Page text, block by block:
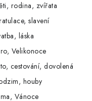
rodina, zvířata
slavení
láska
Velikonoce
cestování, dovolená
houby
Vánoce